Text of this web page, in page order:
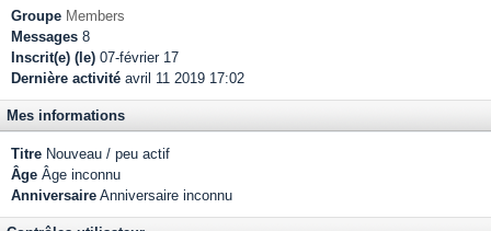
Groupe Members
Messages 8
Inscrit(e) (le) 07-février 17
Dernière activité avril 11 2019 17:02
Mes informations
Titre Nouveau / peu actif
Âge Âge inconnu
Anniversaire Anniversaire inconnu